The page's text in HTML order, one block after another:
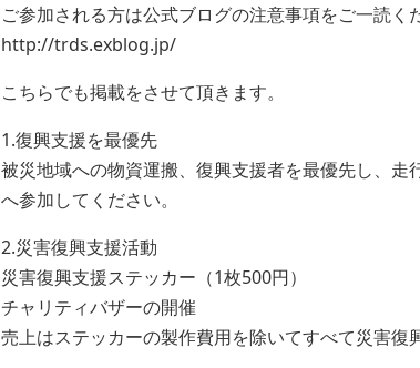
ご参加される方は公式ブログの注意事項をご一読く
http://trds.exblog.jp/
こちらでも掲載をさせて頂きます。
1.復興支援を最優先
被災地域への物資運搬、復興支援者を最優先し、
へ参加してください。
2.災害復興支援活動
災害復興支援ステッカー（1枚500円）
チャリティバザーの開催
売上はステッカーの製作費用を除いてすべて災害復